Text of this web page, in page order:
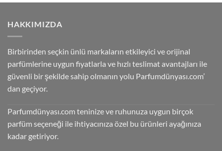
HAKKIMIZDA
Birbirinden seçkin ünlü markaların etkileyici ve orijinal
parfümlerine uygun fiyatlarla ve hızlı teslimat avantajları ile
güvenli bir şekilde sahip olmanın yolu Parfumdünyası.com’
dan geçiyor.
Parfumdünyası.com teninize ve ruhunuza uygun birçok
parfüm seçeneği ile ihtiyacınıza özel bu ürünleri ayağınıza
kadar getiriyor.